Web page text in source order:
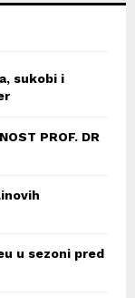
sukobi i
PROF. DR
u sezoni pred